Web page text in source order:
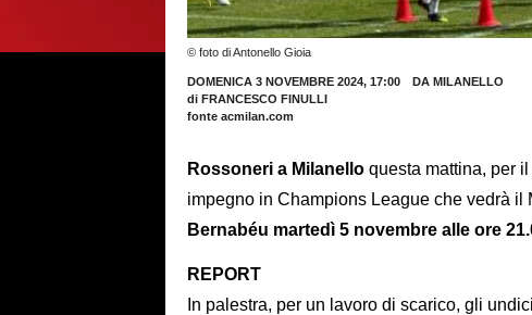
© foto di Antonello Gioia
DOMENICA 3 NOVEMBRE 2024, 17:00
DA MILANELLO
di FRANCESCO FINULLI
fonte acmilan.com
Rossoneri a Milanello questa mattina, per
impegno in Champions League che vedrà il
Bernabéu martedì 5 novembre alle ore
REPORT
In palestra, per un lavoro di scarico, gli